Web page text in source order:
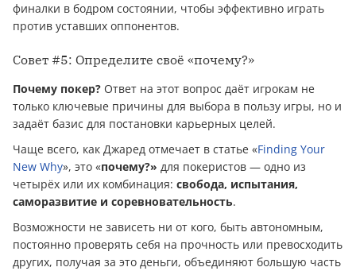
финалки в бодром состоянии, чтобы эффективно играть
против уставших оппонентов.
Совет #5: Определите своё «почему?»
Почему покер? Ответ на этот вопрос даёт игрокам не
только ключевые причины для выбора в пользу игры, но и
задаёт базис для постановки карьерных целей.
Чаще всего, как Джаред отмечает в статье «Finding Your
New Why», это «почему?» для покеристов — одно из
четырёх или их комбинация: свобода, испытания,
саморазвитие и соревновательность.
Возможности не зависеть ни от кого, быть автономным,
постоянно проверять себя на прочность или превосходить
других, получая за это деньги, объединяют большую часть